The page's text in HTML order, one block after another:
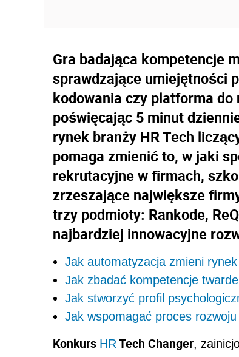
Gra badająca kompetencje
sprawdzające umiejętności
kodowania czy platforma
poświęcając 5 minut
rynek branży HR Tech
pomaga zmienić to, w jaki
rekrutacyjne w firmach,
zrzeszające największe
trzy podmioty: Rankode,
najbardziej innowacyjne
Jak automatyzacja zmieni
Jak zbadać kompetencje
Jak stworzyć profil
Jak wspomagać proces
Konkurs HR Tech Changer,